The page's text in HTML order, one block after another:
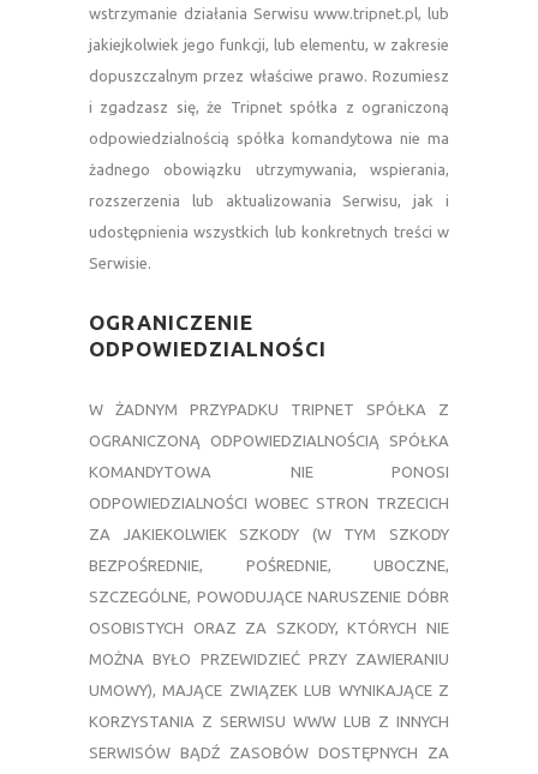
wstrzymanie działania Serwisu www.tripnet.pl, lub
jakiejkolwiek jego funkcji, lub elementu, w zakresie
dopuszczalnym przez właściwe prawo. Rozumiesz
i zgadzasz się, że Tripnet spółka z ograniczoną
odpowiedzialnością spółka komandytowa nie ma
żadnego obowiązku utrzymywania, wspierania,
rozszerzenia lub aktualizowania Serwisu, jak i
udostępnienia wszystkich lub konkretnych treści w
Serwisie.
OGRANICZENIE
ODPOWIEDZIALNOŚCI
W ŻADNYM PRZYPADKU TRIPNET SPÓŁKA Z
OGRANICZONĄ ODPOWIEDZIALNOŚCIĄ SPÓŁKA
KOMANDYTOWA NIE PONOSI
ODPOWIEDZIALNOŚCI WOBEC STRON TRZECICH
ZA JAKIEKOLWIEK SZKODY (W TYM SZKODY
BEZPOŚREDNIE, POŚREDNIE, UBOCZNE,
SZCZEGÓLNE, POWODUJĄCE NARUSZENIE DÓBR
OSOBISTYCH ORAZ ZA SZKODY, KTÓRYCH NIE
MOŻNA BYŁO PRZEWIDZIEĆ PRZY ZAWIERANIU
UMOWY), MAJĄCE ZWIĄZEK LUB WYNIKAJĄCE Z
KORZYSTANIA Z SERWISU WWW LUB Z INNYCH
SERWISÓW BĄDŹ ZASOBÓW DOSTĘPNYCH ZA